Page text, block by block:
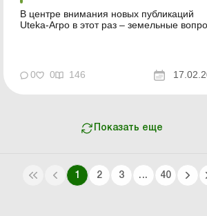
В центре внимания новых публикаций
Uteka-Агро в этот раз – земельные
основных средств. Дорогие читатели! В
центре внимания новых публикаций
0 0 146
Показать еще
1 2 3 ... 40